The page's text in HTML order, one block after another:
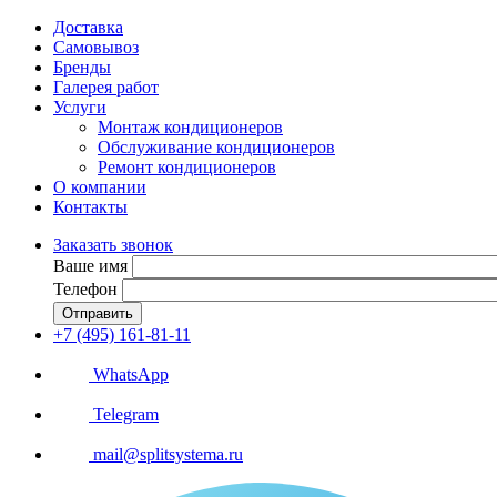
Доставка
Самовывоз
Бренды
Галерея работ
Услуги
Монтаж кондиционеров
Обслуживание кондиционеров
Ремонт кондиционеров
О компании
Контакты
Заказать звонок
Ваше имя
Телефон
Отправить
+7 (495) 161-81-11
WhatsApp
Telegram
mail@splitsystema.ru